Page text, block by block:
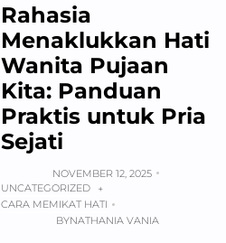
Rahasia
Menaklukkan Hati
Wanita Pujaan
Kita: Panduan
Praktis untuk Pria
Sejati
NOVEMBER 12, 2025
UNCATEGORIZED
+
CARA MEMIKAT HATI
BYNATHANIA VANIA